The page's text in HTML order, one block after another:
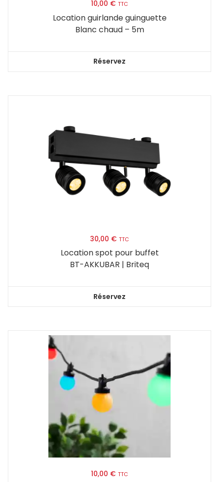
10,00 € TTC
Location guirlande guinguette
Blanc chaud – 5m
Réservez
30,00 € TTC
Location spot pour buffet
BT-AKKUBAR | Briteq
Réservez
10,00 € TTC